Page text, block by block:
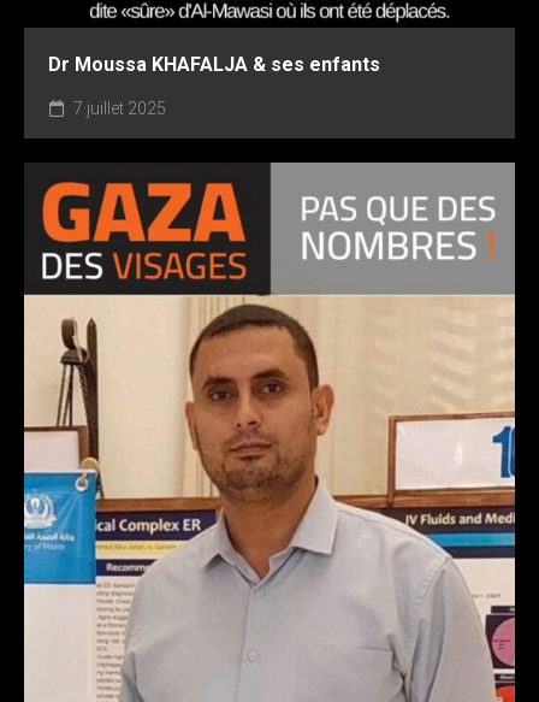
Dr Moussa KHAFALJA & ses enfants
7 juillet 2025